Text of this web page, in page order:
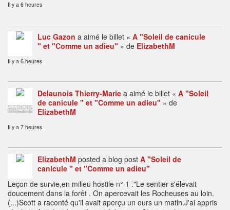
Il y a 6 heures
Luc Gazon a aimé le billet « A "Soleil de canicule
" et "Comme un adieu" » de ElizabethM
Il y a 6 heures
ADMINISTRATEUR
LITTÉRATURES
Delaunois Thierry-Marie a aimé le billet « A "Soleil
de canicule " et "Comme un adieu" » de
ElizabethM
Il y a 7 heures
ElizabethM posted a blog post A "Soleil de
canicule " et "Comme un adieu"
Leçon de survie,en milieu hostile n° 1 ."Le sentier s'élevait
doucement dans la forêt . On apercevait les Rocheuses au loin.
(...)Scott a raconté qu'il avait aperçu un ours un matin.J'ai appris